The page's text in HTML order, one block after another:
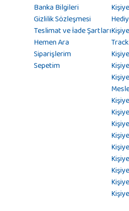
Banka Bilgileri
Gizlilik Sözleşmesi
Teslimat ve İade Şartları
Hemen Ara
Siparişlerim
Sepetim